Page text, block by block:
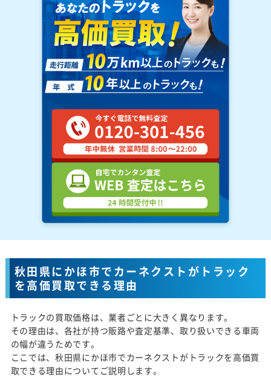
秋田県にかほ市でカーネクストがトラック
を高価買取できる理由
トラックの買取価格は、業者ごとに大きく異なります。
その理由は、各社が持つ販路や査定基準、取り扱いできる車両
の幅が違うためです。
ここでは、秋田県にかほ市でカーネクストがトラックを高価買
取できる理由についてご説明します。